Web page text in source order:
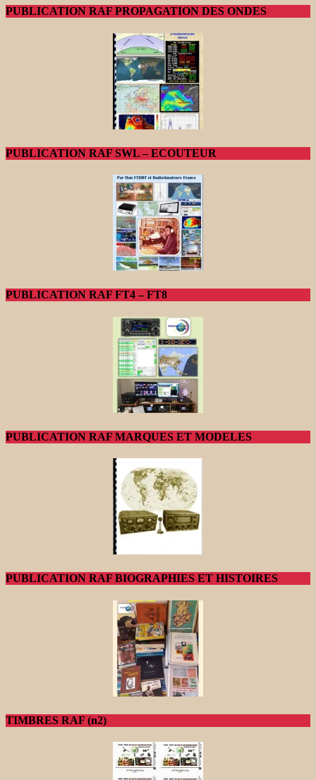
PUBLICATION RAF PROPAGATION DES ONDES
PUBLICATION RAF SWL – ECOUTEUR
PUBLICATION RAF FT4 – FT8
PUBLICATION RAF MARQUES ET MODELES
PUBLICATION RAF BIOGRAPHIES ET HISTOIRES
TIMBRES RAF (n2)